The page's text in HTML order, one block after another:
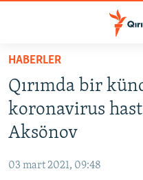
Esas
qaytmaq
Baş
navigatsiyağa
qaytmaq
Qıdıruvğa
HABERLER
SİYASET
İQTİSADİYAT
MEDENİYET
HABERLER
Qırımda bir
koronavirus
Aksönov
03 mart 2021, 09:48